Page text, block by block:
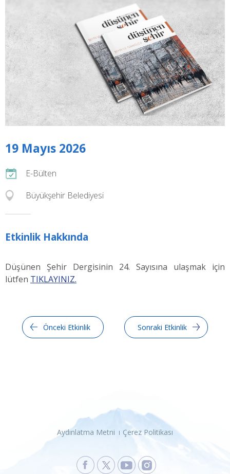
19 Mayıs 2026
E-Bülten
Büyükşehir Belediyesi
Etkinlik Hakkında
Düşünen Şehir Dergisinin 24. Sayısına ulaşmak için
lütfen TIKLAYINIZ.
Önceki Etkinlik Sonraki Etkinlik
Aydınlatma Metni Çerez Politikası